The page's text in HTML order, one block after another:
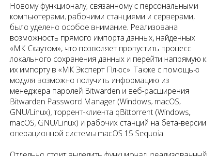
Новому функционалу, связанному с персональными
компьютерами, рабочими станциями и серверами,
было уделено особое внимание. Реализована
возможность прямого импорта данных, найденных
«МК Скаутом», что позволяет пропустить процесс
локального сохранения данных и перейти напрямую к
их импорту в «МК Эксперт Плюс». Также с помощью
модуля возможно получить информацию из
менеджера паролей Bitwarden и веб-расширения
Bitwarden Password Manager (Windows, macOS,
GNU/Linux), торрент-клиента qBittorrent (Windows,
macOS, GNU/Linux) и рабочих станций на бета-версии
операционной системы macOS 15 Sequoia.